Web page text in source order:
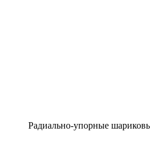
Радиально-упорные